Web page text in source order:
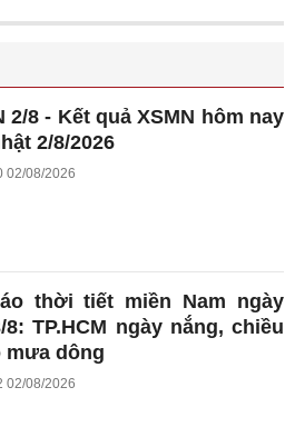
2/8 - Kết quả XSMN hôm nay
2/8/2026
02/08/2026
thời tiết miền Nam ngày
8: TP.HCM ngày nắng, chiều
mưa dông
02/08/2026